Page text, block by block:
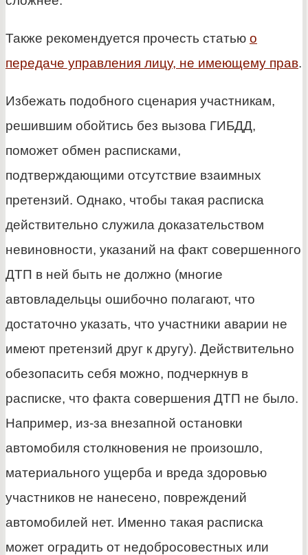
Также рекомендуется прочесть статью о
передаче управления лицу, не имеющему прав.
Избежать подобного сценария участникам,
решившим обойтись без вызова ГИБДД,
поможет обмен расписками,
подтверждающими отсутствие взаимных
претензий. Однако, чтобы такая расписка
действительно служила доказательством
невиновности, указаний на факт совершенного
ДТП в ней быть не должно (многие
автовладельцы ошибочно полагают, что
достаточно указать, что участники аварии не
имеют претензий друг к другу). Действительно
обезопасить себя можно, подчеркнув в
расписке, что факта совершения ДТП не было.
Например, из-за внезапной остановки
автомобиля столкновения не произошло,
материального ущерба и вреда здоровью
участников не нанесено, повреждений
автомобилей нет. Именно такая расписка
может оградить от недобросовестных или